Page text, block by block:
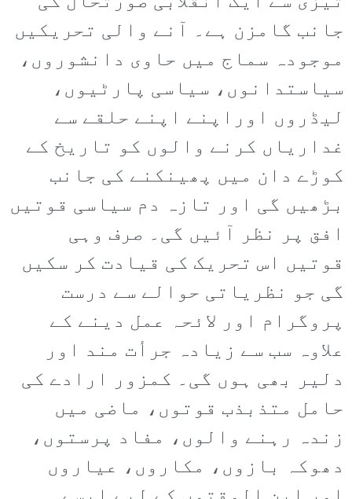
جانب گامزن ہے۔ آنے والی تحریکیں
موجودہ سماج میں حاوی دانشوروں،
سیاستدانوں، سیاسی پارٹیوں،
لیڈروں اوراپنے اپنے حلقے سے
غداریاں کرنے والوں کو تاریخ کے
کوڑے دان میں پھینکنے کی جانب
بڑھیں گی اور تازہ دم سیاسی قوتیں
افق پر نظر آئیں گی۔ صرف وہی
قوتیں اس تحریک کی قیادت کر سکیں
گی جو نظریاتی حوالے سے درست
پروگرام اور لائحہ عمل دینے کے
علاوہ سب سے زیادہ جرأت مند اور
دلیر بھی ہوں گی۔ کمزور ارادے کی
حامل متذبذب قوتوں، ماضی میں
زندہ رہنے والوں، مفاد پرستوں،
دھوکہ بازوں، مکاروں، عیاروں